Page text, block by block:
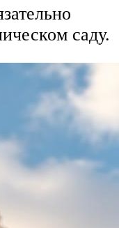
саду.